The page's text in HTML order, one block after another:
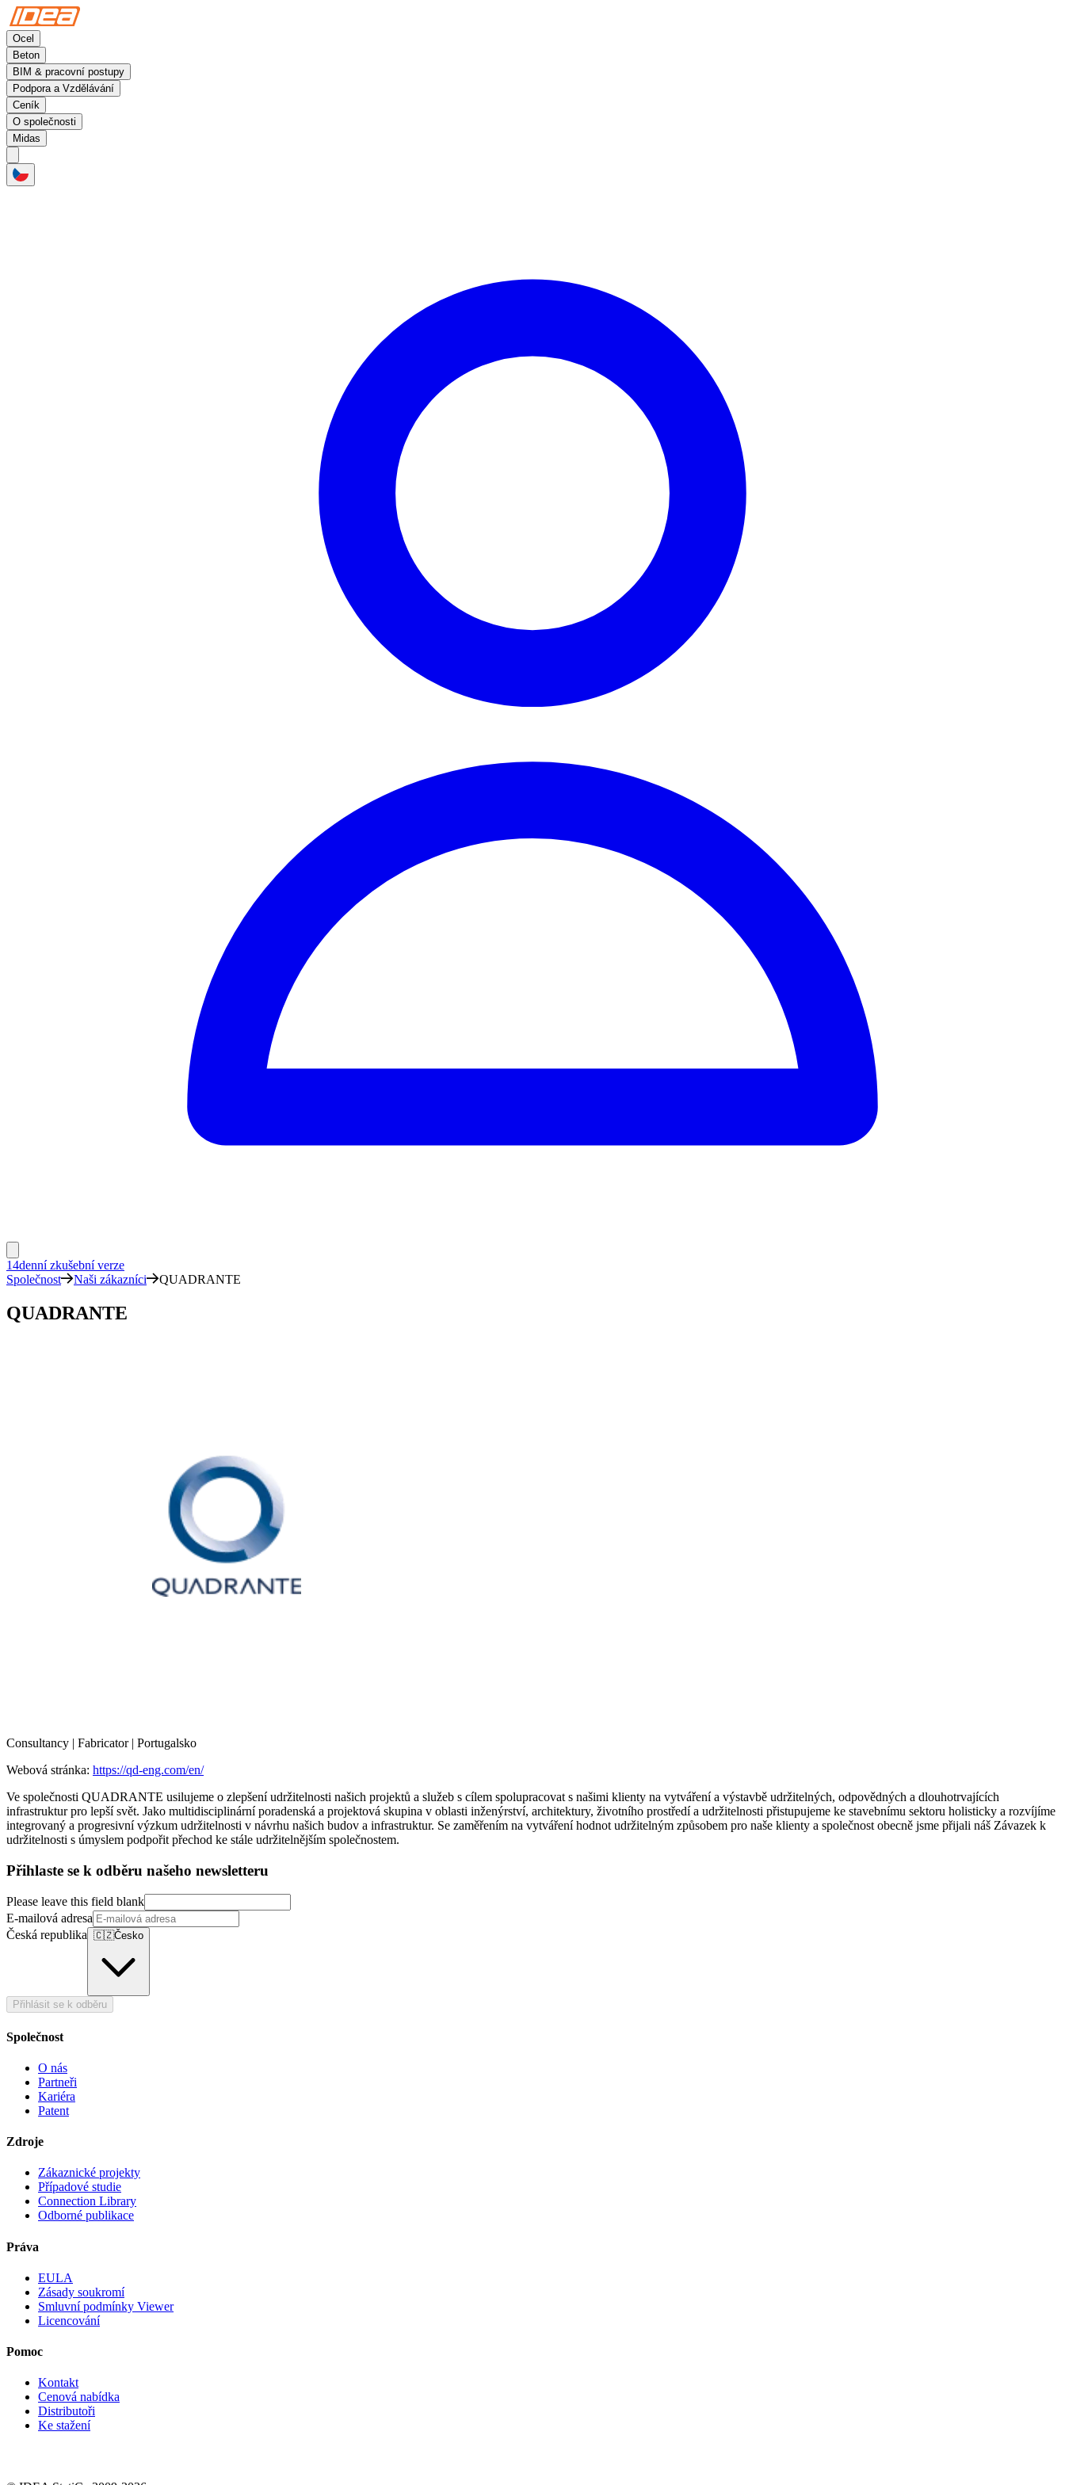
Ocel
Beton
BIM & pracovní postupy
Podpora a Vzdělávání
Ceník
O společnosti
Midas
14denní zkušební verze
Společnost
Naši zákazníci QUADRANTE
QUADRANTE
Consultancy | Fabricator | Portugalsko
Webová stránka: https://qd-eng.com/en/
Ve společnosti QUADRANTE usilujeme o zlepšení udržitelnosti našich projektů a služeb s cílem spolupracovat s našimi klienty na vytváření a výstavbě udržitelných, odpovědných a dlouhotrvajících
infrastruktur pro lepší svět. Jako multidisciplinární poradenská a projektová skupina v oblasti inženýrství, architektury, životního prostředí a udržitelnosti přistupujeme ke stavebnímu sektoru holisticky a rozvíjíme
integrovaný a progresivní výzkum udržitelnosti v návrhu našich budov a infrastruktur. Se zaměřením na vytváření hodnot udržitelným způsobem pro naše klienty a společnost obecně jsme přijali náš Závazek k
udržitelnosti s úmyslem podpořit přechod ke stále udržitelnějším společnostem.
Přihlaste se k odběru našeho newsletteru
Please leave this field blank
E-mailová adresa
Česká republika 🇨🇿Česko
Přihlásit se k odběru
Společnost
O nás
Partneři
Kariéra
Patent
Zdroje
Zákaznické projekty
Případové studie
Connection Library
Odborné publikace
Práva
EULA
Zásady soukromí
Smluvní podmínky Viewer
Licencování
Pomoc
Kontakt
Cenová nabídka
Distributoři
Ke stažení